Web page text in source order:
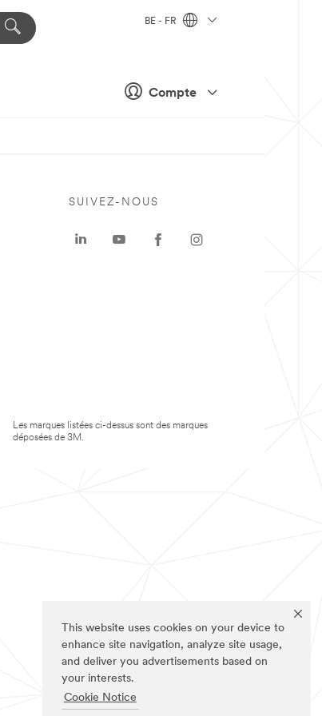
This website uses cookies on your device to
enhance site navigation, analyze site usage,
and deliver you advertisements based on
your interests.
Cookie Notice
Compte
BE - FR
SUIVEZ-NOUS
Les marques listées ci-dessus sont des marques
déposées de 3M.